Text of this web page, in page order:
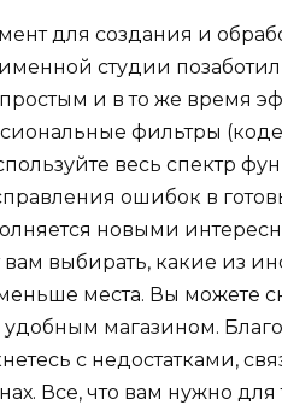
для создания и
студии
и в то же время
фильтры
весь спектр
ошибок в
новыми
выбирать, какие из
места. Вы можете
магазином.
с недостатками,
Все, что вам нужно для